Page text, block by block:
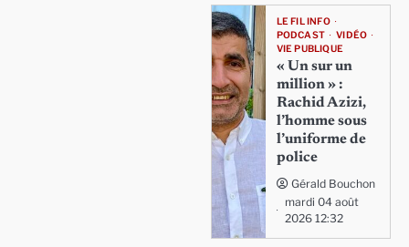
LE FIL INFO
PODCAST
VIDÉO
VIE PUBLIQUE
« Un sur un
million » :
Rachid Azizi,
l’homme sous
l’uniforme de
police
Gérald Bouchon
mardi 04 août
2026 12:32